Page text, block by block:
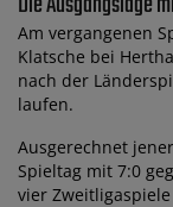
Am vergangenen
Klatsche bei
nach der
laufen.
Ausgerechnet
Spieltag mit 7:0
vier